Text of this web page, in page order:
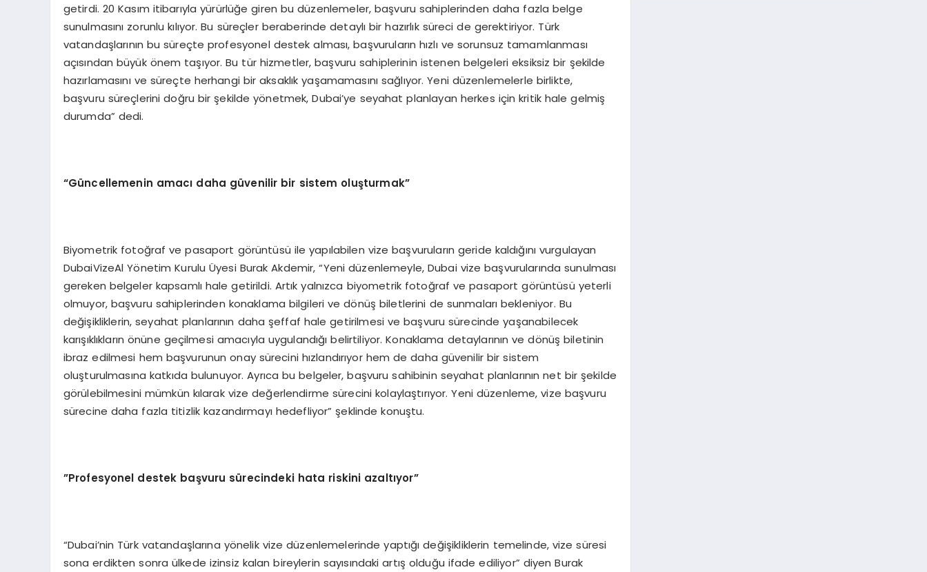
getirdi. 20 Kasım itibarıyla yürürlüğe giren bu düzenlemeler, başvuru sahiplerinden daha fazla belge
sunulmasını zorunlu kılıyor. Bu süreçler beraberinde detaylı bir hazırlık süreci de gerektiriyor. Türk
vatandaşlarının bu süreçte profesyonel destek alması, başvuruların hızlı ve sorunsuz tamamlanması
açısından büyük önem taşıyor. Bu tür hizmetler, başvuru sahiplerinin istenen belgeleri eksiksiz bir şekilde
hazırlamasını ve süreçte herhangi bir aksaklık yaşamamasını sağlıyor. Yeni düzenlemelerle birlikte,
başvuru süreçlerini doğru bir şekilde yönetmek, Dubai’ye seyahat planlayan herkes için kritik hale gelmiş
durumda” dedi.
“Güncellemenin amacı daha güvenilir bir sistem oluşturmak”
Biyometrik fotoğraf ve pasaport görüntüsü ile yapılabilen vize başvuruların geride kaldığını vurgulayan
DubaiVizeAl Yönetim Kurulu Üyesi Burak Akdemir, “Yeni düzenlemeyle, Dubai vize başvurularında sunulması
gereken belgeler kapsamlı hale getirildi. Artık yalnızca biyometrik fotoğraf ve pasaport görüntüsü yeterli
olmuyor, başvuru sahiplerinden konaklama bilgileri ve dönüş biletlerini de sunmaları bekleniyor. Bu
değişikliklerin, seyahat planlarının daha şeffaf hale getirilmesi ve başvuru sürecinde yaşanabilecek
karışıklıkların önüne geçilmesi amacıyla uygulandığı belirtiliyor. Konaklama detaylarının ve dönüş biletinin
ibraz edilmesi hem başvurunun onay sürecini hızlandırıyor hem de daha güvenilir bir sistem
oluşturulmasına katkıda bulunuyor. Ayrıca bu belgeler, başvuru sahibinin seyahat planlarının net bir şekilde
görülebilmesini mümkün kılarak vize değerlendirme sürecini kolaylaştırıyor. Yeni düzenleme, vize başvuru
sürecine daha fazla titizlik kazandırmayı hedefliyor” şeklinde konuştu.
”Profesyonel destek başvuru sürecindeki hata riskini azaltıyor”
“Dubai’nin Türk vatandaşlarına yönelik vize düzenlemelerinde yaptığı değişikliklerin temelinde, vize süresi
sona erdikten sonra ülkede izinsiz kalan bireylerin sayısındaki artış olduğu ifade ediliyor” diyen Burak